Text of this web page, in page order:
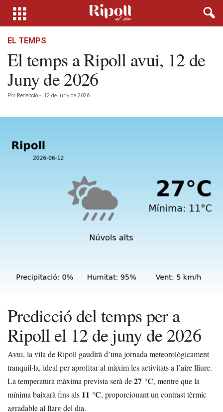
EL TEMPS
El temps a Ripoll avui, 12 de
Juny de 2026
Por Redacció - 12 de juny de 2026
Predicció del temps per a
Ripoll el 12 de juny de 2026
Avui, la vila de Ripoll gaudirà d’una jornada meteorològicament
tranquil·la, ideal per aprofitar al màxim les activitats a l’aire lliure.
La temperatura màxima prevista serà de27 °C, mentre que la
mínima baixarà fins als 11 °C, proporcionant un contrast tèrmic
agradable al llarg del dia.